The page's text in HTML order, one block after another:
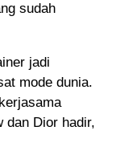
sudah
jadi
mode dunia.
dan Dior hadir,